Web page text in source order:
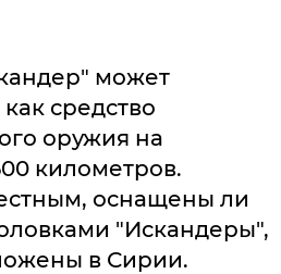
может
средство
оружия на
километров.
оснащены ли
"Искандеры",
в Сирии.